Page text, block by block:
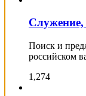
Служение,
Поиск и
российском
1,274